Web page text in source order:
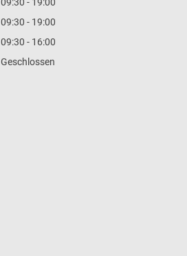
09:30 - 19:00
09:30 - 16:00
Geschlossen